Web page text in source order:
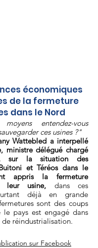
économiques
de la fermeture
dans le Nord
moyens entendez-vous
ces usines ?"
Wattebled a interpellé
ministre délégué chargé
sur la situation des
et Téréos dans le
appris la fermeture
leur usine, dans ces
déjà en grande
sont des coups
le pays est engagé dans
réindustrialisation.
sur Facebook